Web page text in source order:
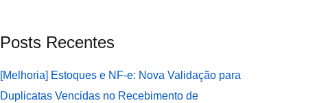
Posts Recentes
[Melhoria] Estoques e NF-e: Nova Validação para
Duplicatas Vencidas no Recebimento de